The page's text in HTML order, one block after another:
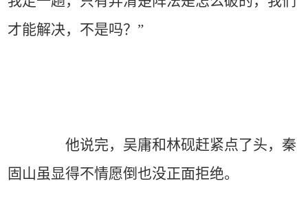
才能解决，不是吗？”
他说完，吴庸和林砚赶紧点了头，秦
固山虽显得不情愿倒也没正面拒绝。